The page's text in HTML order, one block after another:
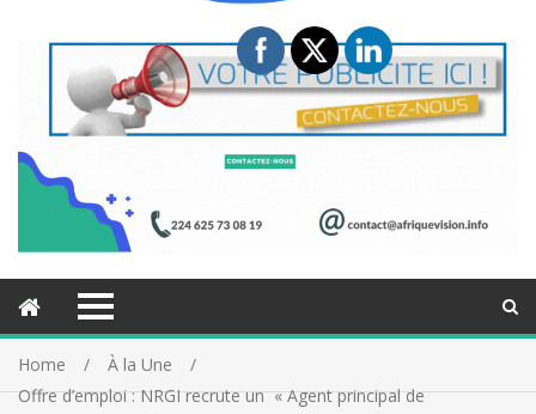
Home
À la Une
Offre d’emploi : NRGI recrute un « Agent principal de